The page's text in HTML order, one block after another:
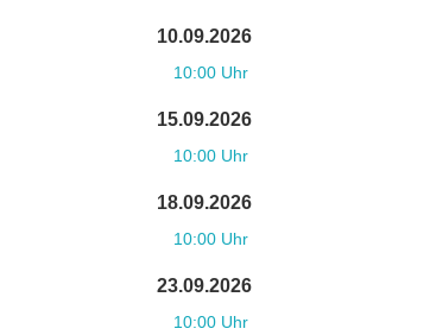
10.09.2026
10:00 Uhr
15.09.2026
10:00 Uhr
18.09.2026
10:00 Uhr
23.09.2026
10:00 Uhr